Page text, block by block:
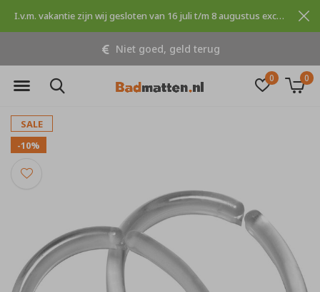
0 0
Niet goed, geld terug
I.v.m. vakantie zijn wij gesloten van 16 juli t/m 8 augustus excuses voor dit ongemak.
SALE
-10%